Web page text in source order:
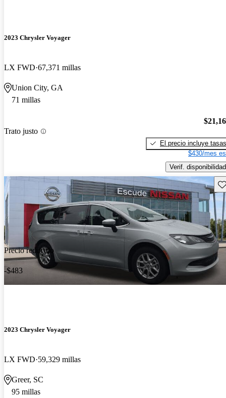
2023 Chrysler Voyager
LX FWD 67,371 millas
Union City, GA
71 millas
Trato justo
El precio incluye tasas
$430/mes
Verif. disponibilidad
Precio reducido
-$483
2023 Chrysler Voyager
LX FWD 59,329 millas
Greer, SC
95 millas